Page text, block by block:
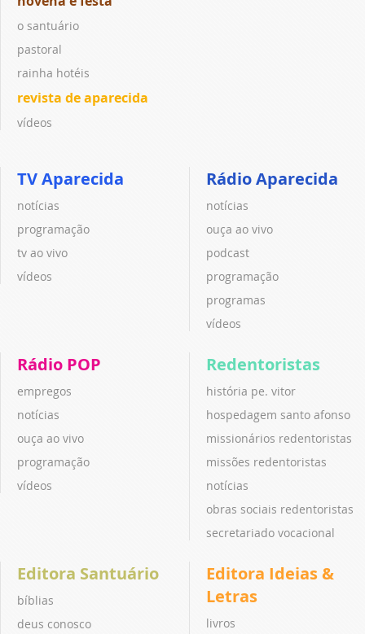
o santuário
pastoral
rainha hotéis
revista de aparecida
vídeos
TV Aparecida
notícias
programação
tv ao vivo
vídeos
Rádio Aparecida
notícias
ouça ao vivo
podcast
programação
programas
vídeos
Rádio POP
empregos
notícias
ouça ao vivo
programação
vídeos
Redentoristas
história pe. vitor
hospedagem santo afonso
missionários redentoristas
missões redentoristas
notícias
obras sociais redentoristas
secretariado vocacional
Editora Santuário
bíblias
deus conosco
Editora Ideias &
Letras
livros